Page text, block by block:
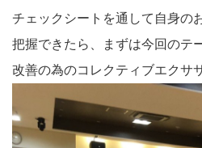
チェックシートを通して自身の
把握できたら、まずは今回のテ
改善の為のコレクティブエクサ